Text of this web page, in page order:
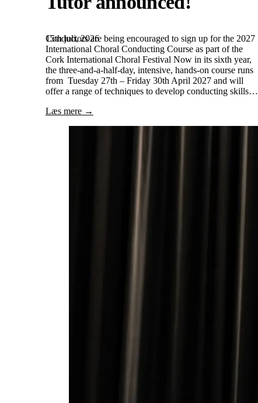
15th juli, 2026
Conductors are being encouraged to sign up for the 2027
International Choral Conducting Course as part of the
Cork International Choral Festival Now in its sixth year,
the three-and-a-half-day, intensive, hands-on course runs
from Tuesday 27th – Friday 30th April 2027 and will
offer a range of techniques to develop conducting skills…
Læs mere →